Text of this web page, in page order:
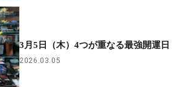
3月5日（木）4つが重なる最強開運日
2026.03.05